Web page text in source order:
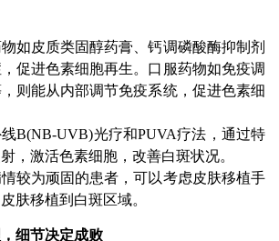
物如皮质类固醇药膏、钙调磷酸酶抑制剂
促进色素细胞再生。口服药物如免疫调
则能从内部调节免疫系统，促进色素细
线B(NB-UVB)光疗和PUVA疗法，通过特
，激活色素细胞，改善白斑状况。
情较为顽固的患者，可以考虑皮肤移植手
肤移植到白斑区域。
细节决定成败